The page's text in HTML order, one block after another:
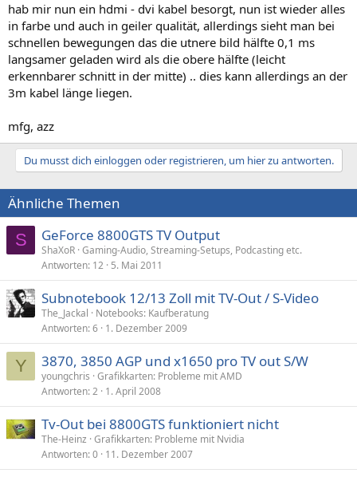
hab mir nun ein hdmi - dvi kabel besorgt, nun ist wieder alles
in farbe und auch in geiler qualität, allerdings sieht man bei
schnellen bewegungen das die utnere bild hälfte 0,1 ms
langsamer geladen wird als die obere hälfte (leicht
erkennbarer schnitt in der mitte) .. dies kann allerdings an der
3m kabel länge liegen.
mfg, azz
Du musst dich einloggen oder registrieren, um hier zu antworten.
Ähnliche Themen
S GeForce 8800GTS TV Output
ShaXoR Gaming-Audio, Streaming-Setups, Podcasting etc.
Antworten 12 5. Mai 2011
Subnotebook 12/13 Zoll mit TV-Out / S-Video
The_Jackal
Notebooks: Kaufberatung
Antworten 6 1. Dezember 2009
Y 3870, 3850 AGP und x1650 pro TV out S/W
youngchris Grafikkarten: Probleme mit AMD
Antworten 2 1. April 2008
Tv-Out bei 8800GTS funktioniert nicht
The-Heinz Grafikkarten: Probleme mit Nvidia
Antworten 0 11. Dezember 2007